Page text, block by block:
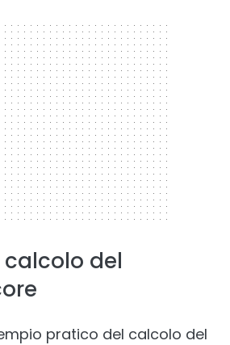
calcolo del
pratico del calcolo del